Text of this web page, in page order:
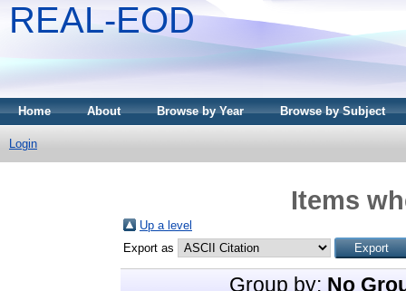
REAL-EOD
Home About Browse by Year Browse by Subject
Login
Items
Up a level
Export as
Group by: No